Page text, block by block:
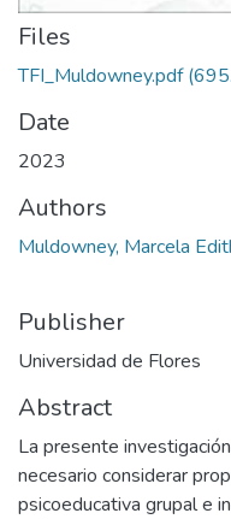
Files
TFI_Muldowney.pdf
Date
2023
Authors
Muldowney, Marcela
Publisher
Universidad de Flores
Abstract
La presente
necesario considerar
psicoeducativa grupal e